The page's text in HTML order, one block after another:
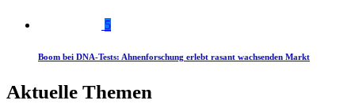
5
Boom bei DNA-Tests: Ahnenforschung erlebt rasant wachsenden Markt
Aktuelle Themen